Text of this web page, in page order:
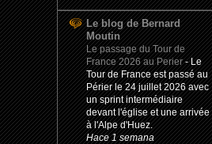
Le blog de Bernard
Moutin
Le passage du Tour de
France 2026 au Perier-Le
Tour de France est passé au
Périer le 24 juillet 2026 avec
un sprint intermédiaire
devant l'église et une arrivée
à l'Alpe d'Huez.
Hace 1 semana